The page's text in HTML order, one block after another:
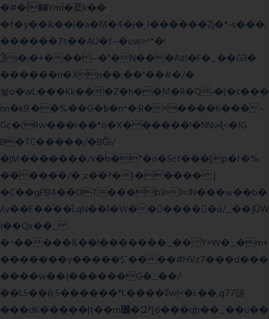
�#�ΐ��YmÌ�棻k��
�f�y��&��l�a�M�4�j�ˎī������Zj�*-s���;
������7t� �AU�f~�ow>^*�!
Ѯi�;�+���~�"�N���AƶI�F�_��G3�
������n�Xn��;��"��#�/�
뇧o�wL���Kk���Z�h��M�R�Q˶�(�ɛ���
nn�k9:��%��G�߿�n^�;R�<����6���~
Gc�(Rw���r��*o�X������!�NNv4̙<�IG
B�TC�����/�BĜï/
�|M�������/x�b�"�o�Scf���[p�г�%;
������/�˱z��?�}����� |
�C��gPB4��OT���bӟ>J=JN���w��b�
ʎv��E��ͫ��ͫLqN��ſ�W���ً����o/_��{ÛW
ї��Qx��_
�^�����&��l�������_�� Y>W�_�m+
�������y�����$ߵ����#HVz7���d���
����w��{������G�_��/
��LS��ӣ;5������*L����ʬw|<�L��,g77諒
���dK�����|t��m߼�Զ?}6���qb��_��u��